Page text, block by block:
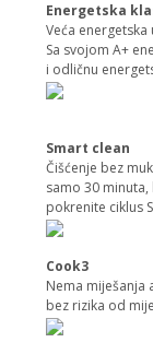
Energetska
Veća energetska
Sa svojom A+
i odličnu
Smart clean
Čišćenje bez
samo 30
pokrenite ciklus
Cook3
Nema miješanja
bez rizika od